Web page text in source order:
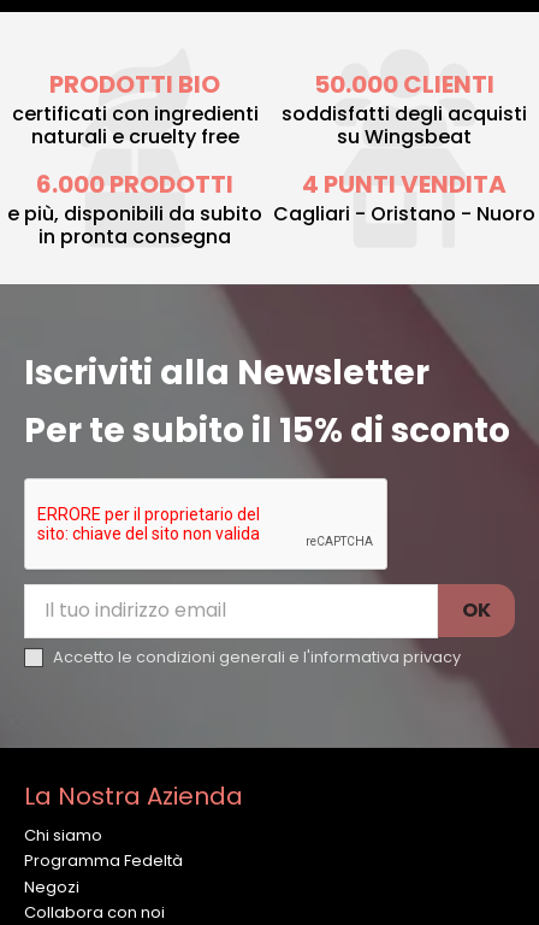
PRODOTTI BIO
certificati con ingredienti
naturali e cruelty free
50.000 CLIENTI
soddisfatti degli acquisti
su Wingsbeat
6.000 PRODOTTI
e più, disponibili da subito
in pronta consegna
4 PUNTI VENDITA
Cagliari - Oristano - Nuoro
Iscriviti alla Newsletter
Per te subito il 15% di sconto
Accetto le condizioni generali e l'informativa privacy
La Nostra Azienda
Chi siamo
Programma Fedeltà
Negozi
Collabora con noi